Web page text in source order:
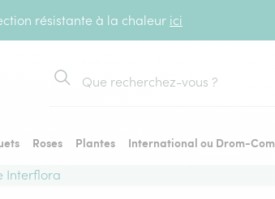
résistante à la chaleur ici
Rechercher
Roses Plantes
International ou Drom-Com
Interflora